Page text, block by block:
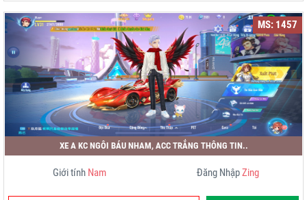
MS: 1457
XE A KC NGÔI BÁU NHAM, ACC TRẮNG THÔNG TIN..
Giới tính Nam Đăng NhậpZing